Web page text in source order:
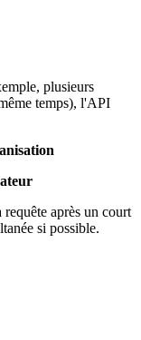
plusieurs
temps), l'API
après un court
si possible.